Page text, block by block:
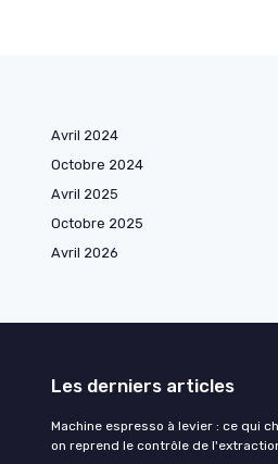
Avril 2024
Octobre 2024
Avril 2025
Octobre 2025
Avril 2026
Les derniers articles
Machine espresso à levier : ce qui
on reprend le contrôle de